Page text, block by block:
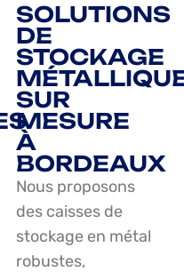
SOLUTIONS
DE
STOCKAGE
SUR
MESURE
À
BORDEAUX
Nous proposons
des caisses de
stockage en métal
robustes,